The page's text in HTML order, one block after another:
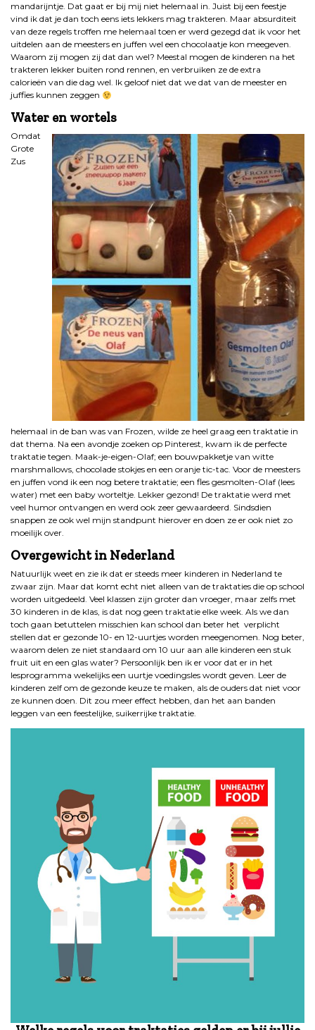
mandarijntje. Dat gaat er bij mij niet helemaal in. Juist bij een feestje
vind ik dat je dan toch eens iets lekkers mag trakteren. Maar absurditeit
van deze regels troffen me helemaal toen er werd gezegd dat ik voor het
uitdelen aan de meesters en juffen wel een chocolaatje kon meegeven.
Waarom zij mogen zij dat dan wel? Meestal mogen de kinderen na het
trakteren lekker buiten rond rennen, en verbruiken ze de extra
calorieën van die dag wel. Ik geloof niet dat we dat van de meester en
juffies kunnen zeggen
Water en wortels
Omdat
Grote
Zus
helemaal in de ban was van Frozen, wilde ze heel graag een traktatie in
dat thema. Na een avondje zoeken op Pinterest, kwam ik de perfecte
traktatie tegen. Maak-je-eigen-Olaf; een bouwpakketje van witte
marshmallows, chocolade stokjes en een oranje tic-tac. Voor de meesters
en juffen vond ik een nog betere traktatie; een fles gesmolten-Olaf (lees
water) met een baby worteltje. Lekker gezond! De traktatie werd met
veel humor ontvangen en werd ook zeer gewaardeerd. Sindsdien
snappen ze ook wel mijn standpunt hierover en doen ze er ook niet zo
moeilijk over.
Overgewicht in Nederland
Natuurlijk weet en zie ik dat er steeds meer kinderen in Nederland te
zwaar zijn. Maar dat komt echt niet alleen van de traktaties die op school
worden uitgedeeld. Veel klassen zijn groter dan vroeger, maar zelfs met
30 kinderen in de klas, is dat nog geen traktatie elke week. Als we dan
toch gaan betuttelen misschien kan school dan beter het verplicht
stellen dat er gezonde 10- en 12-uurtjes worden meegenomen. Nog beter,
waarom delen ze niet standaard om 10 uur aan alle kinderen een stuk
fruit uit en een glas water? Persoonlijk ben ik er voor dat er in het
lesprogramma wekelijks een uurtje voedingsles wordt geven. Leer de
kinderen zelf om de gezonde keuze te maken, als de ouders dat niet voor
ze kunnen doen. Dit zou meer effect hebben, dan het aan banden
leggen van een feestelijke, suikerrijke traktatie.